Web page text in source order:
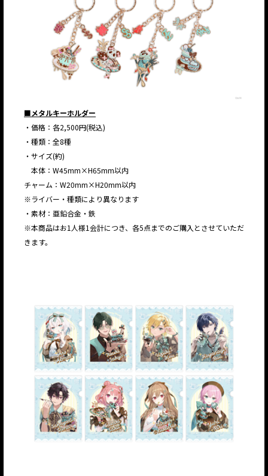
JP
■メタルキーホルダー
・価格：各2,500円(税込)
・種類：全8種
・サイズ(約)
本体：W45mm×H65mm以内
チャーム：W20mm×H20mm以内
※ライバー・種類により異なります
・素材：亜鉛合金・鉄
※本商品はお1人様1会計につき、各5点までのご購入とさせていただ
きます。